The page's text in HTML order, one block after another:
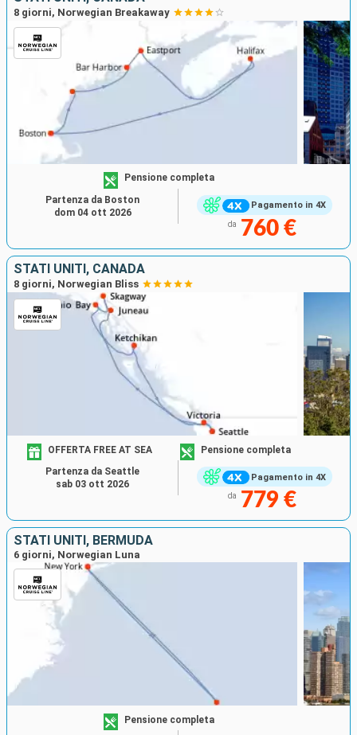
8 giorni, Norwegian Breakaway
Pagamento in 4X
Pensione completa
da 760 €
Partenza da Boston
dom 04 ott 2026
STATI UNITI, CANADA
8 giorni, Norwegian Bliss
Pagamento in 4X
OFFERTA FREE AT SEA Pensione completa
da 779 €
Partenza da Seattle
sab 03 ott 2026
STATI UNITI, BERMUDA
6 giorni, Norwegian Luna
Pensione completa